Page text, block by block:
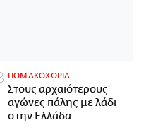
ΠΟΜΑΚΟΧΩΡΙΑ
Στους αρχαιότερους
αγώνες πάλης με λάδι
στην Ελλάδα